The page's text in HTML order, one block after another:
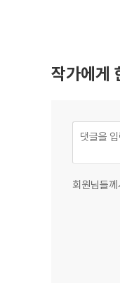
작가에게
회원님들